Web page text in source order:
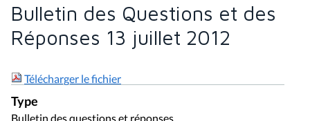
Bulletin des Questions et des
Réponses 13 juillet 2012
Télécharger le fichier
Type
Bulletin des questions et réponses